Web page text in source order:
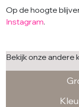
Op de hoogte
Instagram.
Bekijk onze andere